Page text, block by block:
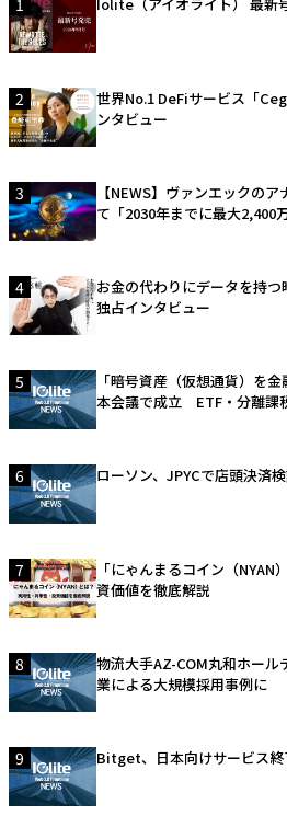
2
世界No.1 DeFiサービス「
ンタビュー
3
【NEWS】ヴァンエックの
て「2030年までに最大2,400
4
お金の代わりにデータを持
独占インタビュー
5
「暗号資産（仮想通貨）を
本会議で成立 ETF・分離課
6 ローソン、JPYCで店頭決済
7
「にゃんまるコイン（
資価値を徹底解説
8
物流大手AZ-COM丸和ホー
業による大規模採用事例に
9 Bitget、日本向けサービス